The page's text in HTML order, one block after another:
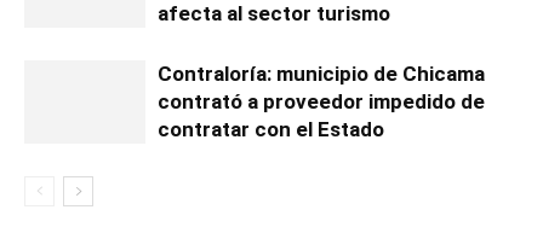
afecta al sector turismo
Contraloría: municipio de Chicama
contrató a proveedor impedido de
contratar con el Estado